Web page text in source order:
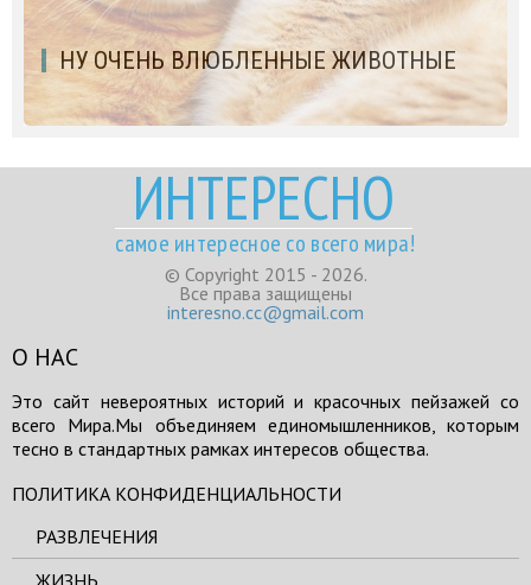
НУ ОЧЕНЬ ВЛЮБЛЕННЫЕ ЖИВОТНЫЕ
ИНТЕРЕСНО
самое интересное со всего мира!
© Copyright 2015 - 2026.
Все права защищены
interesno.cc@gmail.com
О НАС
Это сайт невероятных историй и красочных пейзажей со
всего Мира.Мы объединяем единомышленников, которым
тесно в стандартных рамках интересов общества.
ПОЛИТИКА КОНФИДЕНЦИАЛЬНОСТИ
РАЗВЛЕЧЕНИЯ